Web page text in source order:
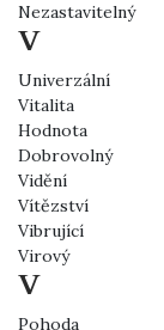
Nezastavitelný
V
Univerzální
Vitalita
Hodnota
Dobrovolný
Vidění
Vítězství
Vibrující
Virový
V
Pohoda